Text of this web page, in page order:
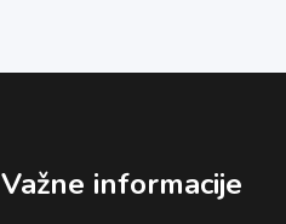
Važne informacije